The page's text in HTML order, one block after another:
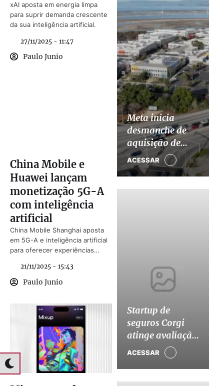
xAI aposta em energia limpa
para suprir demanda crescente
da sua inteligência artificial.
27/11/2025 - 11:47
Paulo Junio
China Mobile e
Huawei lançam
monetização 5G-A
com inteligência
artificial
China Mobile Shanghai aposta
em 5G-A e inteligência artificial
para oferecer experiências
21/11/2025 - 15:43
Paulo Junio
Meta inicia
desmanche de
aquisição de
US$ 2 bilhões da
Manus após
pressão de
Pequim
ACESSAR
Startup de
seguros Corgi
atinge avaliação
de US$ 4 bilhões
em nova rodada
de captação
ACESSAR